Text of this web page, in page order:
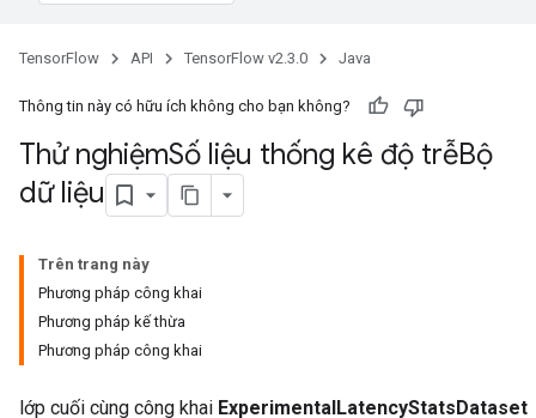
TensorFlow API TensorFlow v2.3.0 Java
Thông tin này có hữu ích không cho bạn không?
Thử nghiệmSố liệu thống kê độ trễBộ
dữ liệu
Trên trang này
Phương pháp công khai
Phương pháp kế thừa
Phương pháp công khai
lớp cuối cùng công khai ExperimentalLatencyStatsDataset